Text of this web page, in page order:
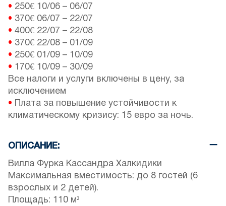
• 250€ 10/06 – 06/07
• 370€ 06/07 – 22/07
• 400€ 22/07 – 22/08
• 370€ 22/08 – 01/09
• 250€ 01/09 – 10/09
• 170€ 10/09 – 30/09
Все налоги и услуги включены в цену, за
исключением
• Плата за повышение устойчивости к
климатическому кризису: 15 евро за ночь.
ОПИСАНИЕ:
Вилла Фурка Кассандра Халкидики
Максимальная вместимость: до 8 гостей (6
взрослых и 2 детей).
Площадь: 110 м²